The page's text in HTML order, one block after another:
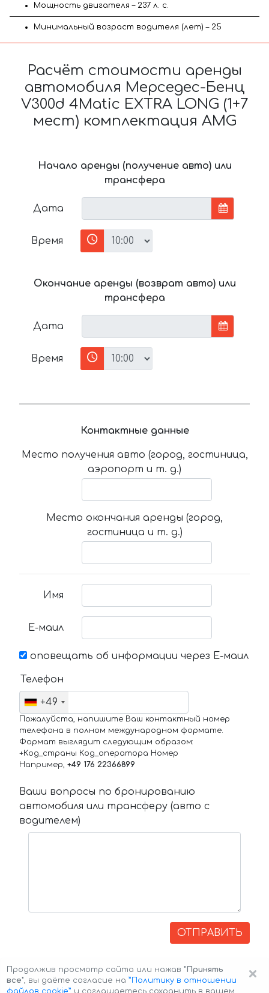
Мощность двигателя – 237 л. с.
Минимальный возраст водителя (лет) – 25
Расчёт стоимости аренды
автомобиля Мерседес-Бенц
V300d 4Matic EXTRA LONG (1+7
мест) комплектация AMG
Начало аренды (получение авто) или
трансфера
Дата
Время
Окончание аренды (возврат авто) или
трансфера
Дата
Время
Контактные данные
Место получения авто (город, гостиница,
аэропорт и т. д.)
Место окончания аренды (город,
гостиница и т. д.)
Имя
Е-маил
оповещать об информации через Е-маил
Телефон
+49
Пожалуйста, напишите Ваш контактный номер
телефона в полном международном формате.
Формат выглядит следующим образом:
+Код_страны Код_оператора Номер
Например, +49 176 22366899
Ваши вопросы по бронированию
автомобиля или трансферу (авто с
водителем)
ОТПРАВИТЬ
×
Продолжив просмотр сайта или нажав "Принять
все", вы даёте согласие на ”Политику в отношении
файлов cookie” и соглашаетесь сохранить в вашем